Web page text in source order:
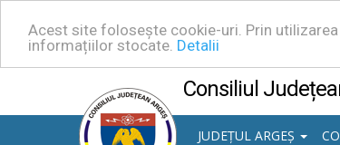
Acest site folosește cookie-uri. Prin
informațiilor stocate. Detalii
Consiliul
JUDEȚUL ARGEȘ